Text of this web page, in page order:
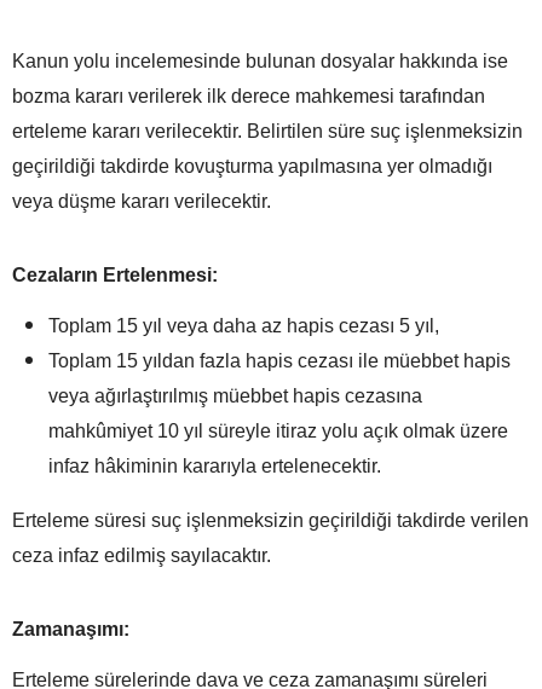
Kanun yolu incelemesinde bulunan dosyalar hakkında ise
bozma kararı verilerek ilk derece mahkemesi tarafından
erteleme kararı verilecektir. Belirtilen süre suç işlenmeksizin
geçirildiği takdirde kovuşturma yapılmasına yer olmadığı
veya düşme kararı verilecektir.
Cezaların Ertelenmesi:
Toplam 15 yıl veya daha az hapis cezası 5 yıl,
Toplam 15 yıldan fazla hapis cezası ile müebbet hapis
veya ağırlaştırılmış müebbet hapis cezasına
mahkûmiyet 10 yıl süreyle itiraz yolu açık olmak üzere
infaz hâkiminin kararıyla ertelenecektir.
Erteleme süresi suç işlenmeksizin geçirildiği takdirde verilen
ceza infaz edilmiş sayılacaktır.
Zamanaşımı:
Erteleme sürelerinde dava ve ceza zamanaşımı süreleri